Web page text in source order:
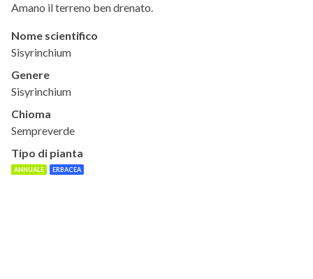
Amano il terreno ben drenato.
Nome scientifico
Sisyrinchium
Genere
Sisyrinchium
Chioma
Sempreverde
Tipo di pianta
ANNUALE ERBACEA